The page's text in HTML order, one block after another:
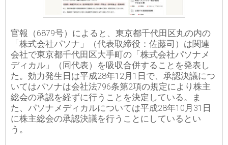
官報（6879号）によると、東京都千代田区丸の内の
「株式会社パソナ」（代表取締役：佐藤司）は関連
会社で東京都千代田区大手町の「株式会社パソナメ
ディカル」（同代表）を吸収合併することを発表し
た。効力発生日は平成28年12月1日で、承認決議につ
いてはパソナは会社法796条第2項の規定により株主
総会の承認を経ずに行うことを決定している。ま
た、パソナメディカルについては平成28年10月31日
に株主総会の承認決議を行うことにしているとい
う。